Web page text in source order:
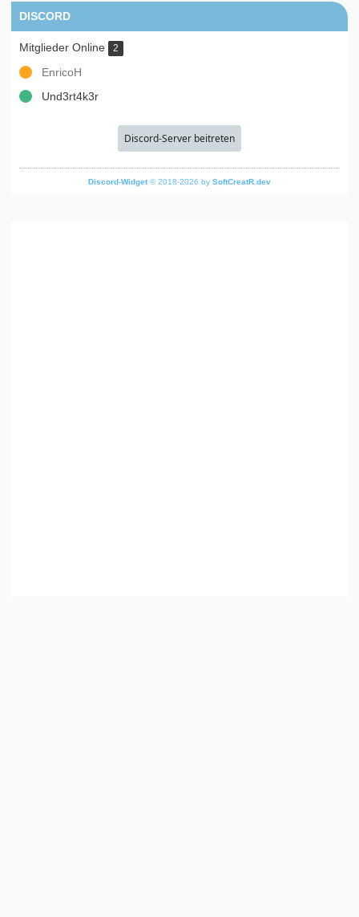
DISCORD
Mitglieder Online 2
EnricoH
Und3rt4k3r
Discord-Server beitreten
Discord-Widget© 2018-2026 by SoftCreatR.dev